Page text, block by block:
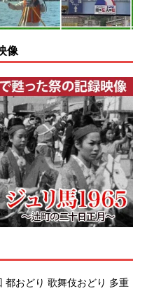
像
都おどり 歌舞伎おどり 多重